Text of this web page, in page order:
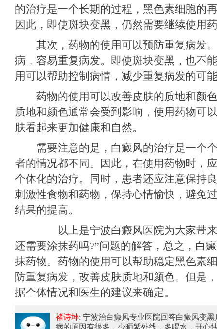
的治疗是一个长期的过程，黑色素细胞的
因此，即使斑块变黑，仍然需要继续使用
其次，药物的使用可以预防重复病发。
病，容易重复病发。即使斑块变黑，也不
用可以帮助控制病情，减少重复病发的可
药物的使用可以改善皮肤的质地和颜色
质地和颜色通常会受到影响，使用药物可
肤看起来更加健康和自然。
需要注意的是，白癜风的治疗是一个个
者的情况都不同。因此，在使用药物时，
个体化的治疗。同时，患者还应注意保持
刺激性食物和药物，保持心情愉快，避免
结果的提高。
以上是宁波白癜风医院为大家带来
还需要涂抹药吗?”问题的解答，总之，白
抹药物。药物的使用可以帮助稳定黑色素
防重复病发，改善皮肤质地和颜色。但是
据个体情况和医生的建议来确定。
褚诗坤: 宁波治白癜风专业医院回答白癜风变
病的原因有很多，少晒紫外线，多喝水，开心